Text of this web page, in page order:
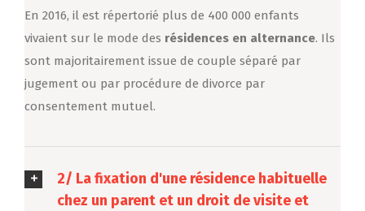
En 2016, il est répertorié plus de 400 000 enfants
vivaient sur le mode des résidences en alternance. Ils
sont majoritairement issue de couple séparé par
jugement ou par procédure de divorce par
consentement mutuel.
2/ La fixation d'une résidence habituelle
chez un parent et un droit de visite et